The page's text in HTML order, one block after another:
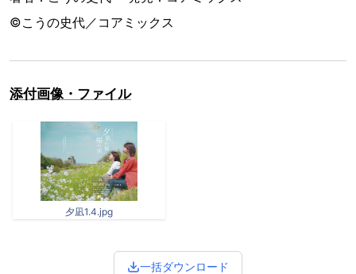
©こうの史代／コアミックス
添付画像・ファイル
夕凪1.4.jpg
一括ダウンロード